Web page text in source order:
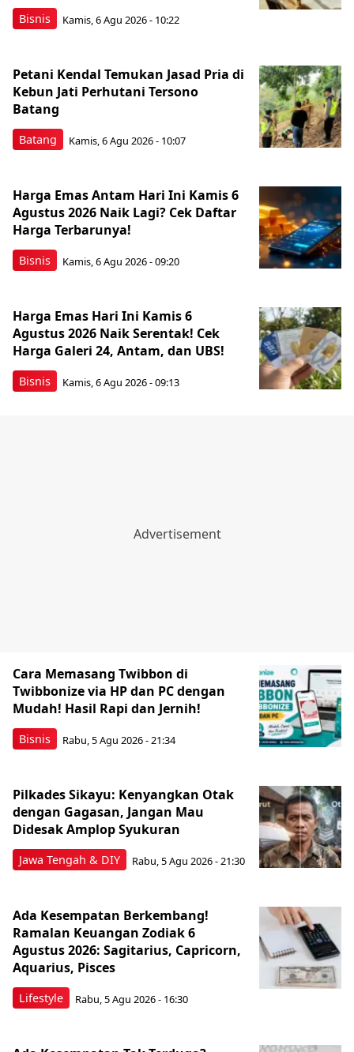
Bisnis Kamis, 6 Agu 2026 - 10:22
Batang
Petani Kendal Temukan Jasad Pria di
Kebun Jati Perhutani Tersono
Batang
Kamis, 6 Agu 2026 - 10:07
Bisnis
Harga Emas Antam Hari Ini Kamis 6
Agustus 2026 Naik Lagi? Cek Daftar
Harga Terbarunya!
Kamis, 6 Agu 2026 - 09:20
Bisnis
Harga Emas Hari Ini Kamis 6
Agustus 2026 Naik Serentak! Cek
Harga Galeri 24, Antam, dan UBS!
Kamis, 6 Agu 2026 - 09:13
Bisnis
Cara Memasang Twibbon di
Twibbonize via HP dan PC dengan
Mudah! Hasil Rapi dan Jernih!
Rabu, 5 Agu 2026 - 21:34
Jawa Tengah & DIY
Pilkades Sikayu: Kenyangkan Otak
dengan Gagasan, Jangan Mau
Didesak Amplop Syukuran
Rabu, 5 Agu 2026 - 21:30
Lifestyle
Ada Kesempatan Berkembang!
Ramalan Keuangan Zodiak 6
Agustus 2026: Sagitarius, Capricorn,
Aquarius, Pisces
Rabu, 5 Agu 2026 - 16:30